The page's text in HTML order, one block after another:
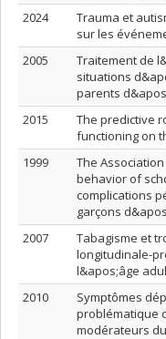
2024
Trauma et
sur les
2005
Traitement de
situations
parents
2015
The predictive
functioning on
1999
The
behavior of
complications
garçons
2007
Tabagisme et
longitudinale-
l&apos;âge
2010
Symptômes
problématique
modérateurs